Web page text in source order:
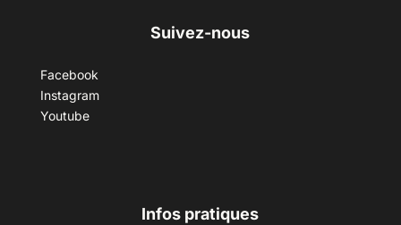
Suivez-nous
Facebook
Instagram
Youtube
Infos pratiques